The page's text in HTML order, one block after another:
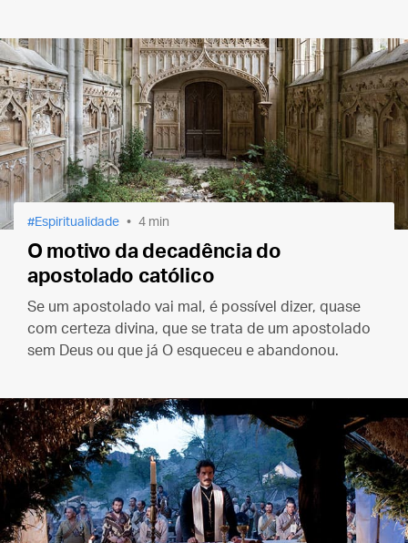
ambos existe o mesmo Sacerdote e a mesma
Vítima.
Espiritualidade 4 min
O motivo da decadência do
apostolado católico
Se um apostolado vai mal, é possível dizer, quase
com certeza divina, que se trata de um apostolado
sem Deus ou que já O esqueceu e abandonou.